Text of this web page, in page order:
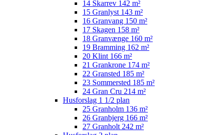
14 Skarrev 142 m²
15 Granlyst 143 m²
16 Granvang 150 m²
17 Skagen 158 m²
18 Granvænge 160 m²
19 Bramming 162 m²
20 Klint 166 m²
21 Grankrone 174 m²
22 Gransted 185 m²
23 Sommersted 185 m²
24 Gran Cru 214 m²
Husforslag 1 1/2 plan
25 Granholm 136 m²
26 Granbjerg 166 m²
27 Granholt 242 m²